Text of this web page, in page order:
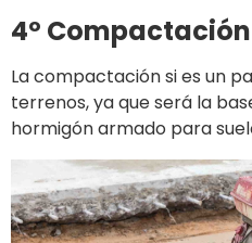
4º Compactación
La compactación si es un
terrenos, ya que será la
hormigón armado para